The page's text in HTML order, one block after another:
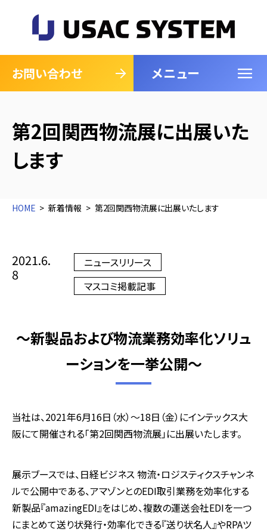
お問い合わせ メニュー
閉じる
第2回関西物流展に出展いた
します
HOME 新着情報 第2回関西物流展に出展いたします
2021.6.
8
ニュースリリース
マスコミ掲載記事
～新製品および物流業務効率化ソリュ
ーションを一挙公開～
当社は、2021年6月16日（水）～18日（金）にインテックス大
阪にて開催される「第2回関西物流展」に出展いたします。
展示ブースでは、日経ビジネス 物流・ロジスティクスチャンネ
ルで公開中である、アマゾンとのEDI取引業務を効率化する
新製品『amazingEDI』をはじめ、複数の運送会社EDIを一つ
にまとめて送り状発行・効率化できる『送り状名人』やRPAツ